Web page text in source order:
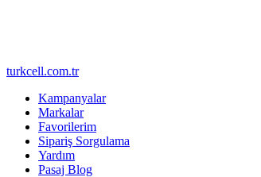
turkcell.com.tr
Kampanyalar
Markalar
Favorilerim
Sipariş Sorgulama
Yardım
Pasaj Blog